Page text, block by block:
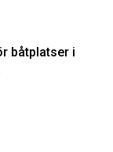
båtplatser i